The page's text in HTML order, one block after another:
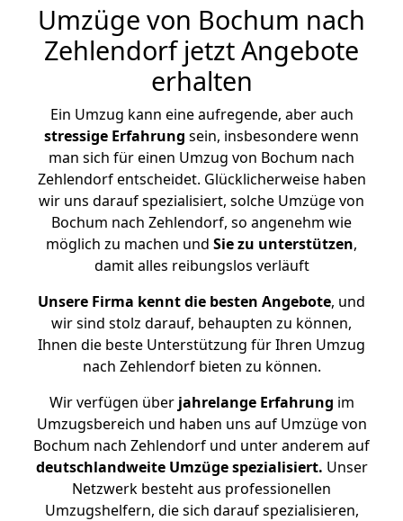
Umzüge von Bochum nach
Zehlendorf jetzt Angebote
erhalten
Ein Umzug kann eine aufregende, aber auch
stressige Erfahrung sein, insbesondere wenn
man sich für einen Umzug von Bochum nach
Zehlendorf entscheidet. Glücklicherweise haben
wir uns darauf spezialisiert, solche Umzüge von
Bochum nach Zehlendorf, so angenehm wie
möglich zu machen und Sie zu unterstützen,
damit alles reibungslos verläuft
Unsere Firma kennt die besten Angebote, und
wir sind stolz darauf, behaupten zu können,
Ihnen die beste Unterstützung für Ihren Umzug
nach Zehlendorf bieten zu können.
Wir verfügen überjahrelange Erfahrung im
Umzugsbereich und haben uns auf Umzüge von
Bochum nach Zehlendorf und unter anderem auf
deutschlandweite Umzüge spezialisiert. Unser
Netzwerk besteht aus professionellen
Umzugshelfern, die sich darauf spezialisieren,